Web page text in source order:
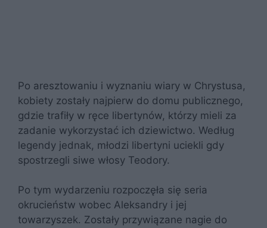
Po aresztowaniu i wyznaniu wiary w Chrystusa,
kobiety zostały najpierw do domu publicznego,
gdzie trafiły w ręce libertynów, którzy mieli za
zadanie wykorzystać ich dziewictwo. Według
legendy jednak, młodzi libertyni uciekli gdy
spostrzegli siwe włosy Teodory.
Po tym wydarzeniu rozpoczęła się seria
okrucieństw wobec Aleksandry i jej
towarzyszek. Zostały przywiązane nagie do